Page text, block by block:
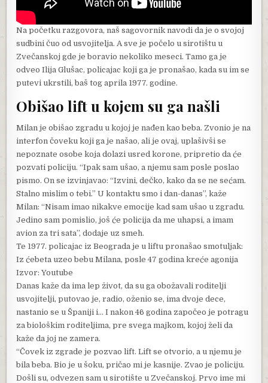
Na početku razgovora, naš sagovornik navodi da je o svojoj
sudbini čuo od usvojitelja. A sve je počelo u sirotištu u
Zvečanskoj gde je boravio nekoliko meseci. Tamo ga je
odveo Ilija Glušac, policajac koji ga je pronašao, kada su im se
putevi ukrstili, baš tog aprila 1977. godine.
Obišao lift u kojem su ga našli
Milan je obišao zgradu u kojoj je nađen kao beba. Zvonio je na
interfon čoveku koji ga je našao, ali je ovaj, uplašivši se
nepoznate osobe koja dolazi usred korone, pripretio da će
pozvati policiju. “Ipak sam ušao, a njemu sam posle poslao
pismo. On se izvinjavao: “Izvini, dečko, kako da se ne sećam.
Stalno mislim o tebi.” U kontaktu smo i dan-danas”, kaže
Milan: “Nisam imao nikakve emocije kad sam ušao u zgradu.
Jedino sam pomislio, još će policija da me uhapsi, a imam
avion za tri sata”, dodaje uz smeh.
Te 1977. policajac iz Beograda je u liftu pronašao smotuljak:
Iz ćebeta uzeo bebu Milana, posle 47 godina kreće agonija
Izvor: Youtube
Danas kaže da ima lep život, da su ga obožavali roditelji
usvojitelji, putovao je, radio, oženio se, ima dvoje dece,
nastanio se u Španiji i… I nakon 46 godina započeo je potragu
za biološkim roditeljima, pre svega majkom, kojoj želi da
kaže da joj ne zamera.
“Čovek iz zgrade je pozvao lift. Lift se otvorio, a u njemu je
bila beba. Bio je u šoku, pričao mi je kasnije. Zvao je policiju.
Došli su, odvezen sam u sirotište u Zvečanskoj. Prvo ime mi